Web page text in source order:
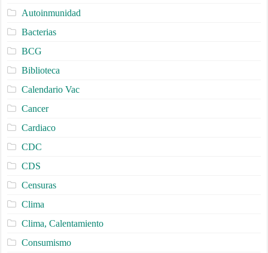
Autoinmunidad
Bacterias
BCG
Biblioteca
Calendario Vac
Cancer
Cardiaco
CDC
CDS
Censuras
Clima
Clima, Calentamiento
Consumismo